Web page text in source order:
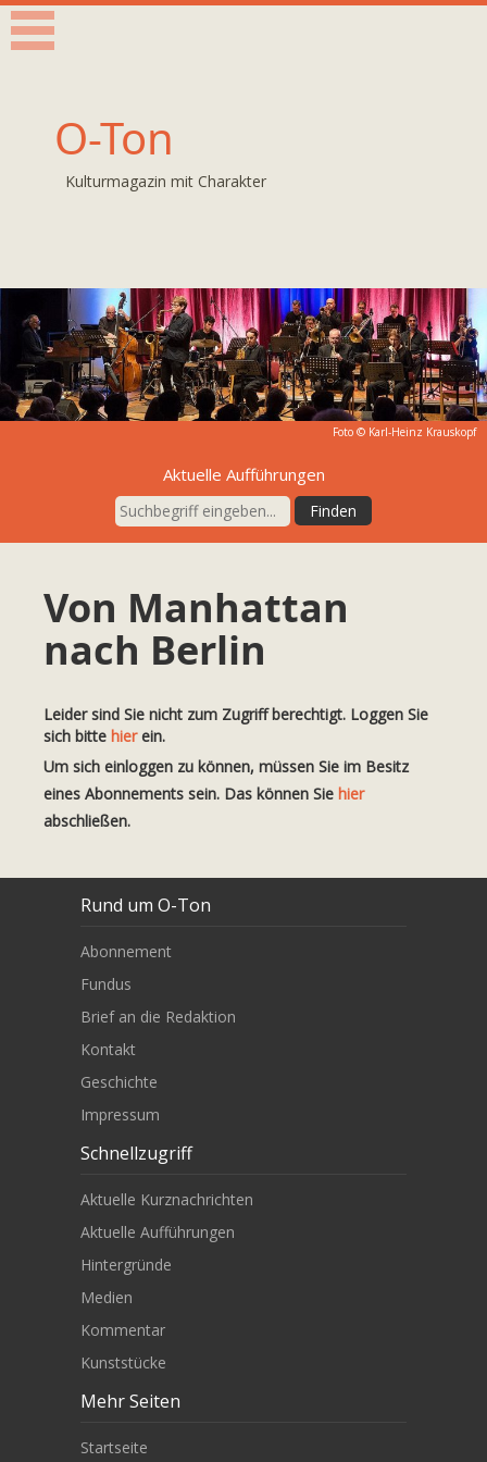
O-Ton
Kulturmagazin mit Charakter
Foto © Karl-Heinz Krauskopf
Aktuelle Aufführungen
Von Manhattan
nach Berlin
Leider sind Sie nicht zum Zugriff berechtigt. Loggen Sie
sich bitte hierein.
Um sich einloggen zu können, müssen Sie im Besitz
eines Abonnements sein. Das können Sie hier
abschließen.
Rund um O-Ton
Abonnement
Fundus
Brief an die Redaktion
Kontakt
Geschichte
Impressum
Schnellzugriff
Aktuelle Kurznachrichten
Aktuelle Aufführungen
Hintergründe
Medien
Kommentar
Kunststücke
Mehr Seiten
Startseite